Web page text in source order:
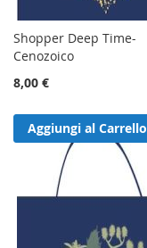
Shopper Deep Time-
Cenozoico
8,00 €
Aggiungi al Carrello